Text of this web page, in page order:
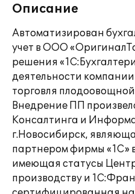
Описание
Автоматизирован
учет в ООО
решения
деятельности компании
торговля
Внедрение ПП
Консалтинга и
г.Новосибирск,
партнером фирмы «1С»
имеющая статусы
производству и